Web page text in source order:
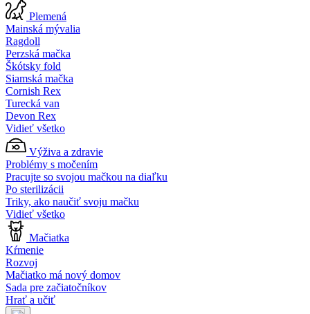
Plemená
Mainská mývalia
Ragdoll
Perzská mačka
Škótsky fold
Siamská mačka
Cornish Rex
Turecká van
Devon Rex
Vidieť všetko
Výživa a zdravie
Problémy s močením
Pracujte so svojou mačkou na diaľku
Po sterilizácii
Triky, ako naučiť svoju mačku
Vidieť všetko
Mačiatka
Kŕmenie
Rozvoj
Mačiatko má nový domov
Sada pre začiatočníkov
Hrať a učiť